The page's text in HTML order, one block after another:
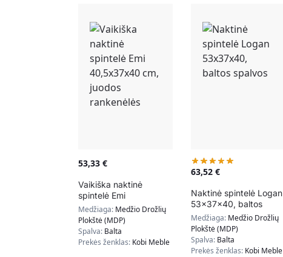
53,33 €
Vaikiška naktinė
spintelė Emi
40,5x37x40 cm,
juodos rankenėlės
Medžiaga: Medžio Drožlių
Plokštė (MDP)
Spalva: Balta
Prekės ženklas: Kobi Meble
63,52 €
Naktinė spintelė Logan
53x37x40, baltos
spalvos
Medžiaga: Medžio Drožlių
Plokštė (MDP)
Spalva: Balta
Prekės ženklas: Kobi Meble